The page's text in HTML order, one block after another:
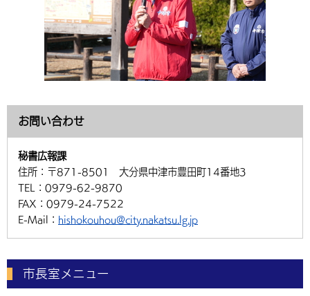
お問い合わせ
秘書広報課
住所： 〒871-8501 大分県中津市豊田町14番地3
TEL： 0979-62-9870
FAX： 0979-24-7522
E-Mail： hishokouhou@city.nakatsu.lg.jp
市長室メニュー